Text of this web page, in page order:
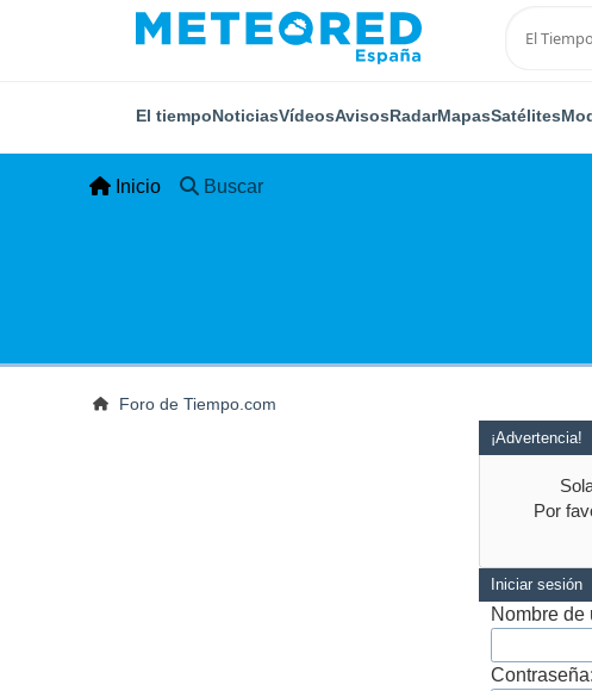
El tiempoNoticiasVídeosAvisosRadarMapasSatélites
Inicio Buscar
Foro de Tiempo.com
¡Advertencia!
Por
Iniciar sesión
Nombre de
Contraseña: